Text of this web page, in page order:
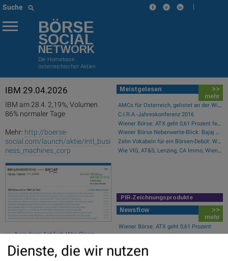
Suche |
BÖRSE
SOCIAL
NETWORK
Die Homebase
österreichischer Aktien
IBM 29.04.2026
IBM am 28.4. 2,19%, Volumen
86% normaler Tage
Mehr: http://boerse-
social.com/launch/aktie/intl_busi
ness_machines_corp
>> Aus dem Artikel: Wie Coca-
Cola, UnitedHealth, IBM,
Caterpillar, Goldman Sachs und
Meistgelesen
>>
mehr
AMCs für Österreich, gelistet an der Wiener Börse
C.I.R.A.-Jahreskonferenz 2016
Wiener Börse: ATX geht 0,61 Prozent fester aus der Donnerstag-Sitzung
Wiener Börse Nebenwerte-Blick: Bajaj Mobility steigt bei hohen Umsätzen mehr als 10 Prozent
Zehn Vokabeln für ein Börsen-Debüt: Wie Asta sein Geschäftsmodell erklärt (Podcast)
Wie VIG, AT&S, Lenzing, CA Immo, Wienerberger und Strabag für Gesprächsstoff im ATX sorgten
PIR-Zeichnungsprodukte
Newsflow
>>
mehr
Wiener Börse: ATX geht 0,61 Prozent
Wiener Börse Nebenwerte-Blick: Bajaj
Mobility ste...
Dienste, die wir nutzen